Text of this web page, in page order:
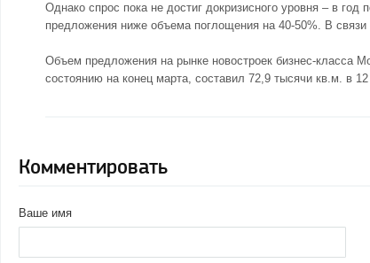
Однако спрос пока не достиг докризисного уровня – в
предложения ниже объема поглощения на 40-50%. В
Объем предложения на рынке новостроек бизнес-класса
состоянию на конец марта, составил 72,9 тысячи кв.м. в
Комментировать
Ваше имя